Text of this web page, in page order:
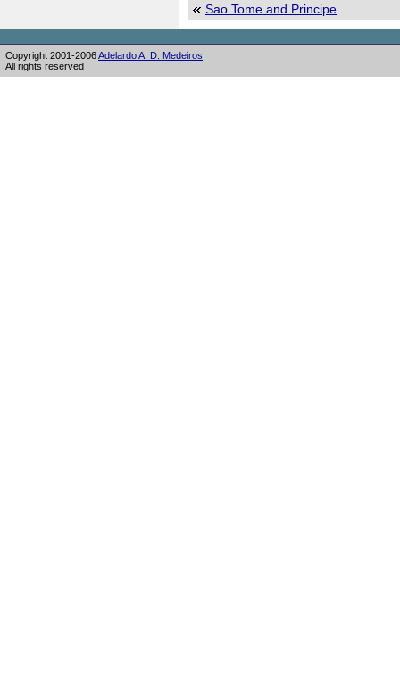
Sao Tome and Principe
Copyright 2001-2006Adelardo A. D. Medeiros
All rights reserved